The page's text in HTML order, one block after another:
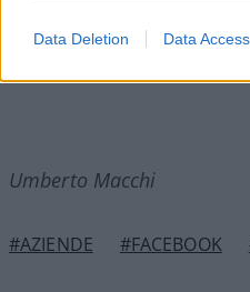
Data Deletion Data Access
Umberto Macchi
#AZIENDE #FACEBOOK